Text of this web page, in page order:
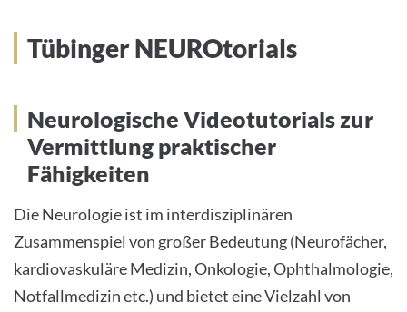
LEICHTE SPRACHE
Impressum
Tübinger NEUROtorials
Neurologische Videotutorials zur
Vermittlung praktischer
Fähigkeiten
Die Neurologie ist im interdisziplinären
Zusammenspiel von großer Bedeutung (Neurofächer,
kardiovaskuläre Medizin, Onkologie, Ophthalmologie,
Notfallmedizin etc.) und bietet eine Vielzahl von